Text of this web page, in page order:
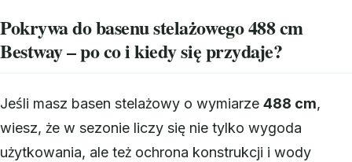
Pokrywa do basenu stelażowego 488 cm
Bestway – po co i kiedy się przydaje?
Jeśli masz basen stelażowy o wymiarze 488 cm,
wiesz, że w sezonie liczy się nie tylko wygoda
użytkowania, ale też ochrona konstrukcji i wody